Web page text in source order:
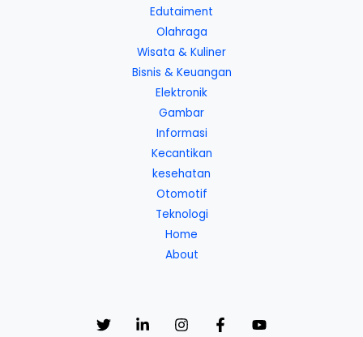
Edutaiment
Olahraga
Wisata & Kuliner
Bisnis & Keuangan
Elektronik
Gambar
Informasi
Kecantikan
kesehatan
Otomotif
Teknologi
Home
About